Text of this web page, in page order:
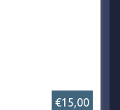
€15,00